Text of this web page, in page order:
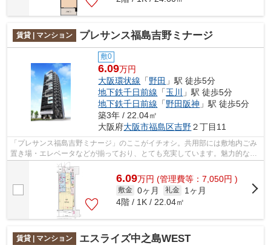
賃貸 | マンション プレサンス福島吉野ミナージ
敷0
6.09万円
大阪環状線 「野田 」駅 徒歩5分
地下鉄千日前線 「玉川
」駅 徒歩5分
地下鉄千日前線 「野田阪神 」駅 徒歩5分
築3年 / 22.04㎡
大阪府大阪市福島区吉野２丁目11
「プレサンス福島吉野ミナージ」のここがイチオシ。共用部には敷地内ごみ
置き場・エレベータなどが揃っており、とても充実しています。魅力的な眺
めが楽しめるエリアの物件です。徒歩5...
6.09万円 (管理費等：7,050円 )
敷金 0ヶ月 礼金
1ヶ月
4階 / 1K / 22.04㎡
賃貸 | マンション エスライズ中之島WEST